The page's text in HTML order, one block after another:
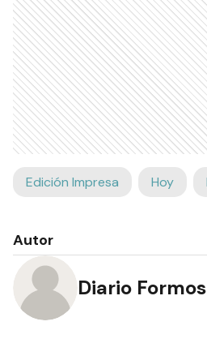
Edición Impresa Hoy
Autor
Diario